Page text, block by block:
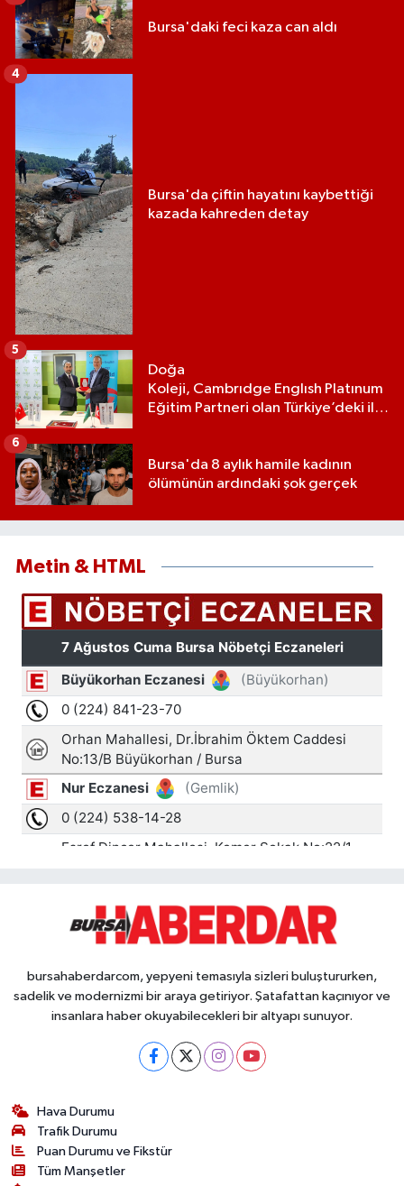
Bursa'daki feci kaza can aldı
Bursa'da çiftin hayatını kaybettiği
kazada kahreden detay
4
Doğa
Koleji, Cambrıdge Englısh Platınum
Eğitim Partneri olan Türkiye’deki ilk
5
Bursa'da 8 aylık hamile kadının
ölümünün ardındaki şok gerçek
6
Metin & HTML
bursahaberdarcom, yepyeni temasıyla sizleri buluştururken,
sadelik ve modernizmi bir araya getiriyor. Şatafattan kaçınıyor ve
insanlara haber okuyabilecekleri bir altyapı sunuyor.
Hava Durumu
Trafik Durumu
Puan Durumu ve Fikstür
Tüm Manşetler